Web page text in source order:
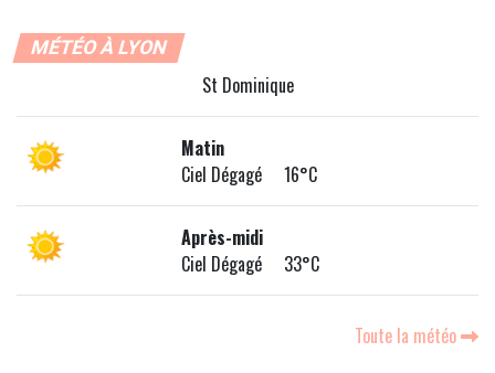
MÉTÉO À LYON
St Dominique
Matin
Ciel Dégagé 16°C
Après-midi
Ciel Dégagé 33°C
Toute la météo